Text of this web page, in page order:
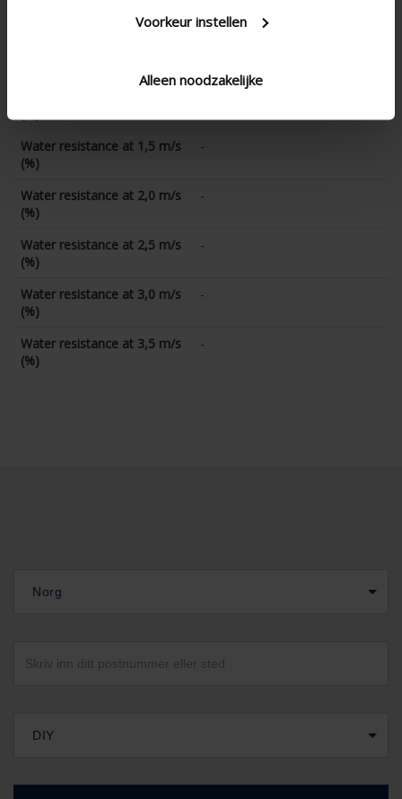
Voorkeur instellen
Alleen noodzakelijke
Water resistance at 1,5 m/s
(%)
-
Water resistance at 2,0 m/s
(%)
-
Water resistance at 2,5 m/s
(%)
-
Water resistance at 3,0 m/s
(%)
-
Water resistance at 3,5 m/s
(%)
-
Norg
DIY